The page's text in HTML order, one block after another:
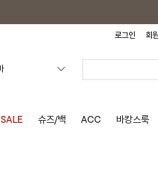
로그인 회
SALE 슈즈/백 ACC 바캉스룩